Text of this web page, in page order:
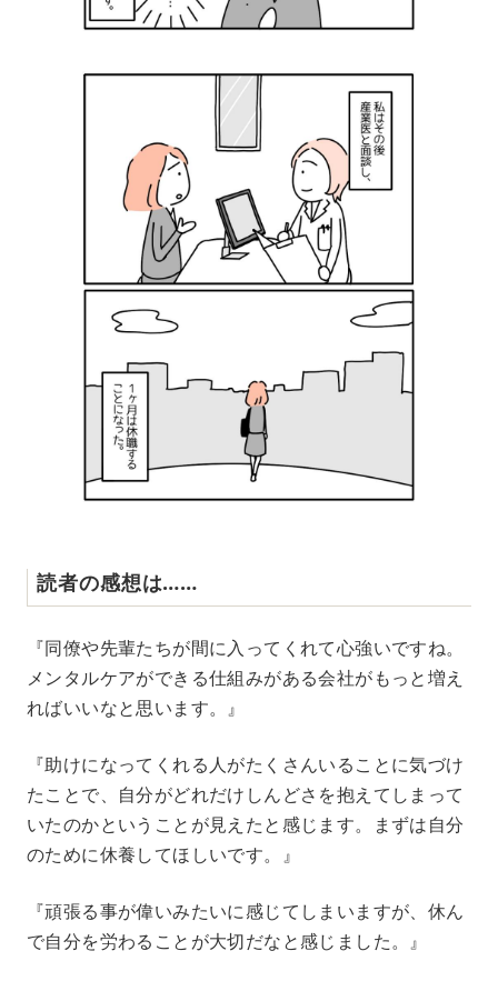
読者の感想は……
『同僚や先輩たちが間に入ってくれて心強いですね。
メンタルケアができる仕組みがある会社がもっと増え
ればいいなと思います。』
『助けになってくれる人がたくさんいることに気づけ
たことで、自分がどれだけしんどさを抱えてしまって
いたのかということが見えたと感じます。まずは自分
のために休養してほしいです。』
『頑張る事が偉いみたいに感じてしまいますが、休ん
で自分を労わることが大切だなと感じました。』